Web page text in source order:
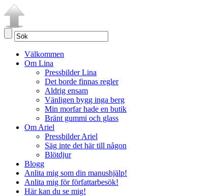
Välkommen
Om Lina
Pressbilder Lina
Det borde finnas regler
Aldrig ensam
Vänligen bygg inga berg
Min morfar hade en butik
Bränt gummi och glass
Om Ariel
Pressbilder Ariel
Säg inte det här till någon
Blötdjur
Blogg
Anlita mig som din manushjälp!
Anlita mig för författarbesök!
Här kan du se mig!